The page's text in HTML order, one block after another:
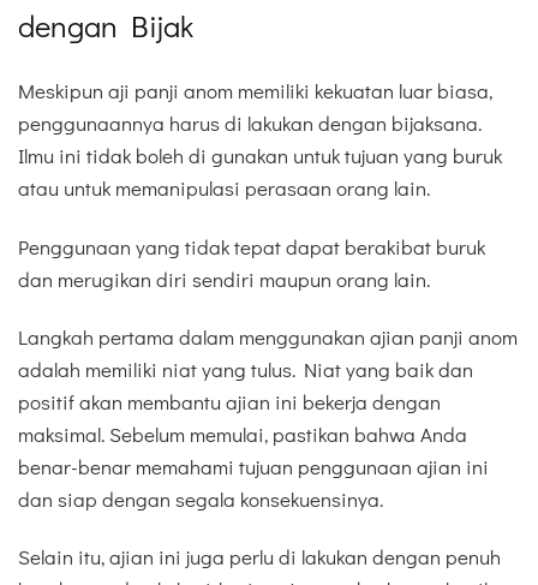
dengan Bijak
Meskipun aji panji anom memiliki kekuatan luar biasa,
penggunaannya harus di lakukan dengan bijaksana.
Ilmu ini tidak boleh di gunakan untuk tujuan yang buruk
atau untuk memanipulasi perasaan orang lain.
Penggunaan yang tidak tepat dapat berakibat buruk
dan merugikan diri sendiri maupun orang lain.
Langkah pertama dalam menggunakan ajian panji anom
adalah memiliki niat yang tulus. Niat yang baik dan
positif akan membantu ajian ini bekerja dengan
maksimal. Sebelum memulai, pastikan bahwa Anda
benar-benar memahami tujuan penggunaan ajian ini
dan siap dengan segala konsekuensinya.
Selain itu, ajian ini juga perlu di lakukan dengan penuh